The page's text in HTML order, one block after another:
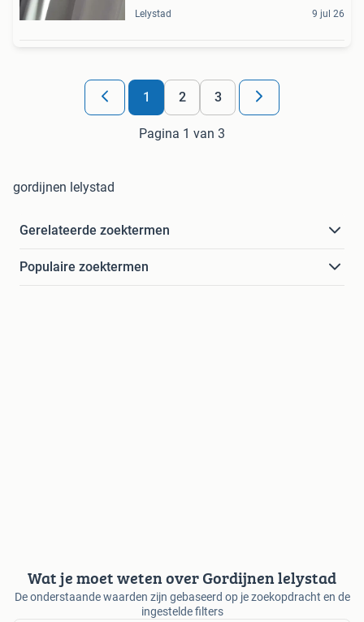
Lelystad 9 jul 26
1 2 3
Pagina 1 van 3
gordijnen lelystad
Gerelateerde zoektermen
Populaire zoektermen
Wat je moet weten over Gordijnen lelystad
De onderstaande waarden zijn gebaseerd op je zoekopdracht en de
ingestelde filters